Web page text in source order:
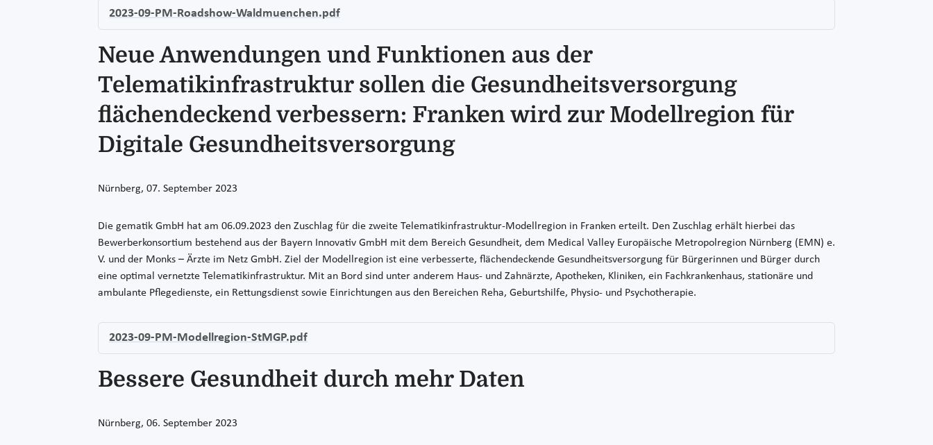
2023-09-PM-Roadshow-Waldmuenchen.pdf
Neue Anwendungen und Funktionen aus der
Telematikinfrastruktur sollen die Gesundheitsversorgung
flächendeckend verbessern: Franken wird zur Modellregion für
Digitale Gesundheitsversorgung
Nürnberg, 07. September 2023
Die gematik GmbH hat am 06.09.2023 den Zuschlag für die zweite Telematikinfrastruktur-Modellregion in Franken erteilt. Den Zuschlag erhält hierbei das
Bewerberkonsortium bestehend aus der Bayern Innovativ GmbH mit dem Bereich Gesundheit, dem Medical Valley Europäische Metropolregion Nürnberg (EMN) e.
V. und der Monks – Ärzte im Netz GmbH. Ziel der Modellregion ist eine verbesserte, flächendeckende Gesundheitsversorgung für Bürgerinnen und Bürger durch
eine optimal vernetzte Telematikinfrastruktur. Mit an Bord sind unter anderem Haus- und Zahnärzte, Apotheken, Kliniken, ein Fachkrankenhaus, stationäre und
ambulante Pflegedienste, ein Rettungsdienst sowie Einrichtungen aus den Bereichen Reha, Geburtshilfe, Physio- und Psychotherapie.
2023-09-PM-Modellregion-StMGP.pdf
Bessere Gesundheit durch mehr Daten
Nürnberg, 06. September 2023